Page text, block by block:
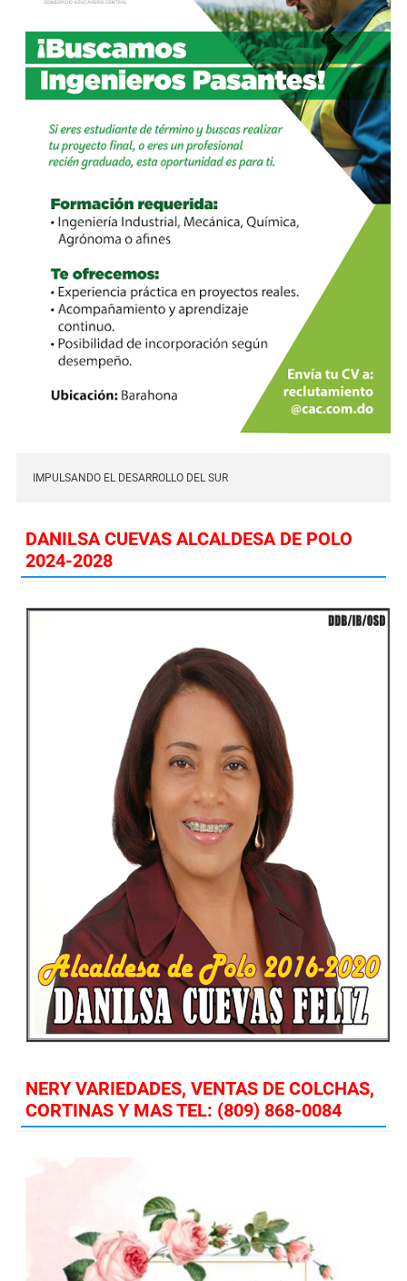
IMPULSANDO EL DESARROLLO DEL SUR
DANILSA CUEVAS ALCALDESA DE POLO
2024-2028
NERY VARIEDADES, VENTAS DE COLCHAS,
CORTINAS Y MAS TEL: (809) 868-0084